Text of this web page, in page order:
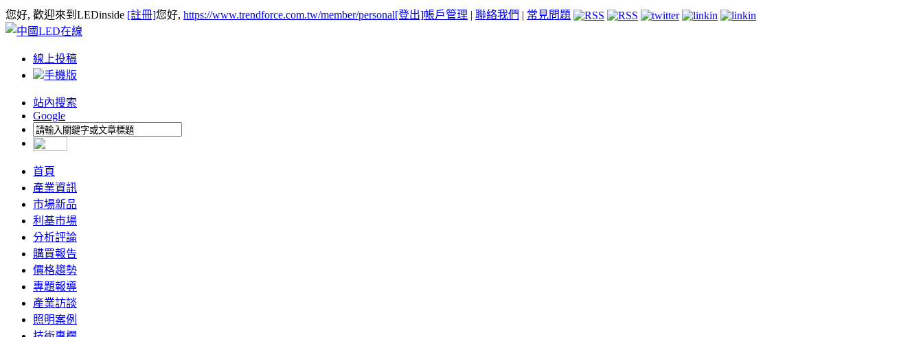
您好, 歡迎來到LEDinside [註冊]您好, https://www.trendforce.com.tw/member/personal[登出]帳戶管理 | 聯絡我們 | 常見問題
線上投稿
手機版
站內搜索
Google
首頁
產業資訊
市場新品
利基市場
分析評論
購買報告
價格趨勢
專題報導
產業訪談
照明案例